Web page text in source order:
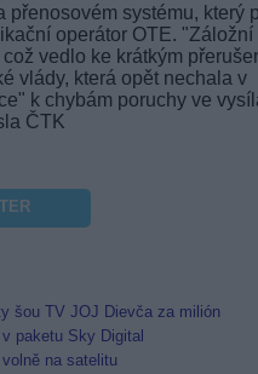
přenosovém systému, který
operátor OTE. "Záložní
vedlo ke krátkým
vlády, která opět nechala v
k chybám poruchy ve
ČTK
šou TV JOJ Dievča za milión
paketu Sky Digital
na satelitu